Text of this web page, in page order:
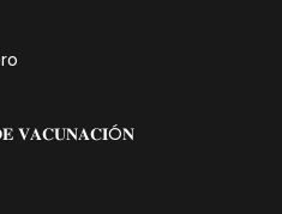
𝐕𝐀𝐂𝐔𝐍𝐀𝐂𝐈Ó𝐍